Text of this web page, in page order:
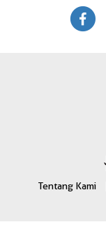
Tentang Kami